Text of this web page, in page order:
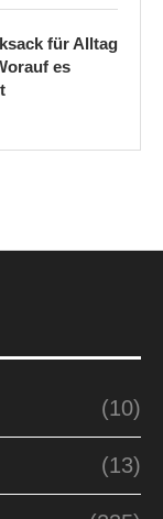
für Alltag
es
(10)
(13)